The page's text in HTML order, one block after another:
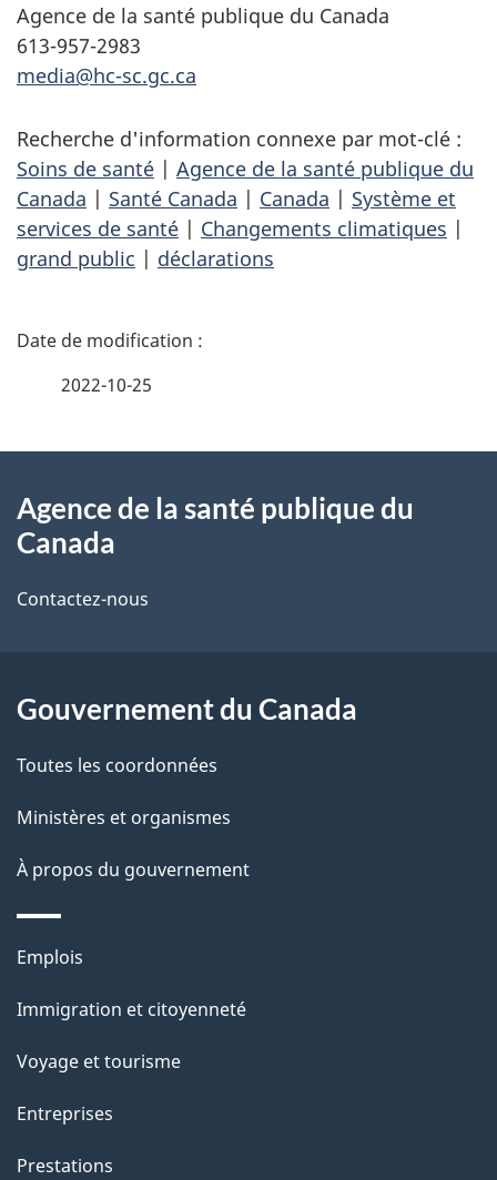
Agence de la santé publique du Canada
613-957-2983
media@hc-sc.gc.ca
Recherche d'information connexe par mot-clé :
Soins de santé | Agence de la santé publique du
Canada | Santé Canada | Canada | Système et
services de santé | Changements climatiques |
grand public | déclarations
D
i
s
e
l
a
p
a
g
e
2022-10-25
propos
ce
Agence de la santé publique du
Canada
Contactez-nous
Gouvernement du Canada
Toutes les coordonnées
Ministères et organismes
À propos du gouvernement
Thèmes
sujets
Emplois
Immigration et citoyenneté
Voyage et tourisme
Entreprises
Prestations